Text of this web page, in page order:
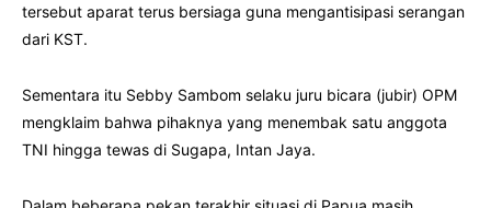
tersebut aparat terus bersiaga guna mengantisipasi serangan
dari KST.
Sementara itu Sebby Sambom selaku juru bicara (jubir) OPM
mengklaim bahwa pihaknya yang menembak satu anggota
TNI hingga tewas di Sugapa, Intan Jaya.